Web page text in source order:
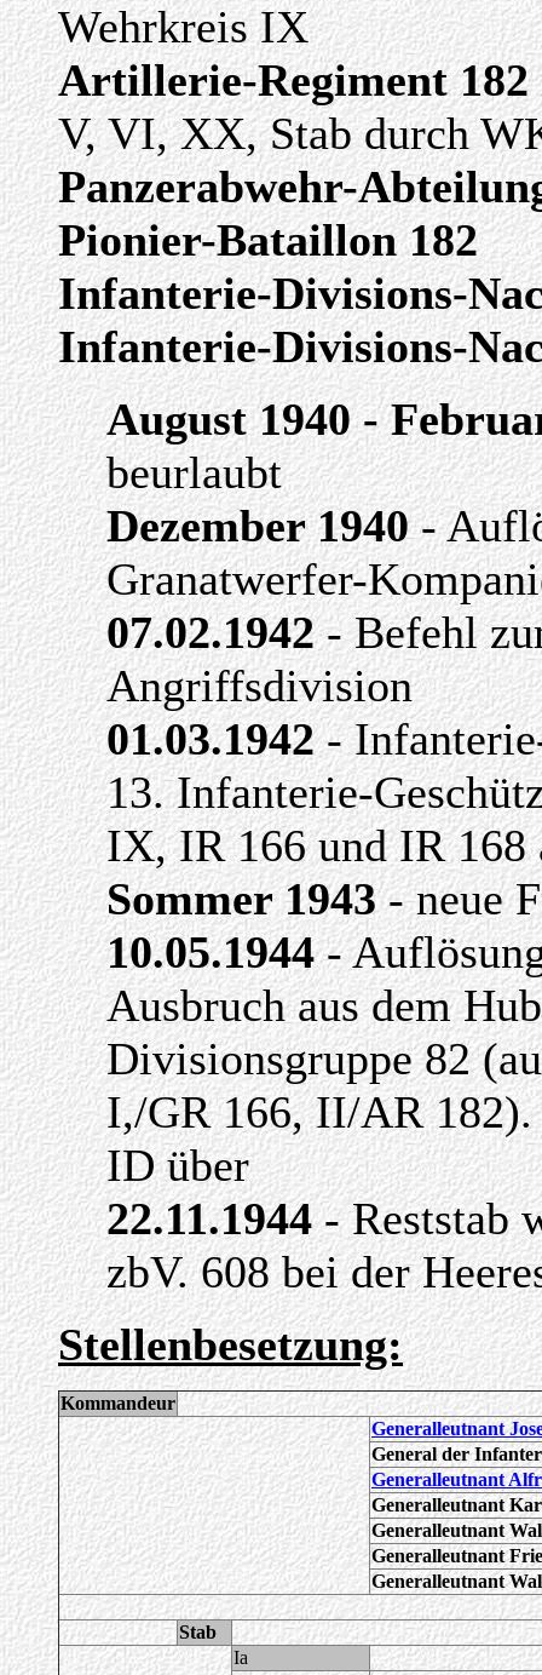
Wehrkreis IX
Artillerie-Regiment 182
V, VI, XX, Stab durch
Panzerabwehr-
Pionier-Bataillon 182
Infanterie-Divisions-
Infanterie-Divisions-
August 1940 -
beurlaubt
Dezember 1940-
Granatwerfer-
07.02.1942- Befehl
Angriffsdivision
01.03.1942-
13. Infanterie-
IX, IR 166 und IR 168
Sommer 1943- neue
10.05.1944-
Ausbruch aus dem
Divisionsgruppe 82
I,/GR 166, II/AR 182).
ID über
22.11.1944- Reststab
zbV. 608 bei der
Stellenbesetzung:
Kommandeur
Generalleutnant
General der
Generalleutnant
Generalleutnant
Generalleutnant
Generalleutnant
Generalleutnant
Stab
Ia